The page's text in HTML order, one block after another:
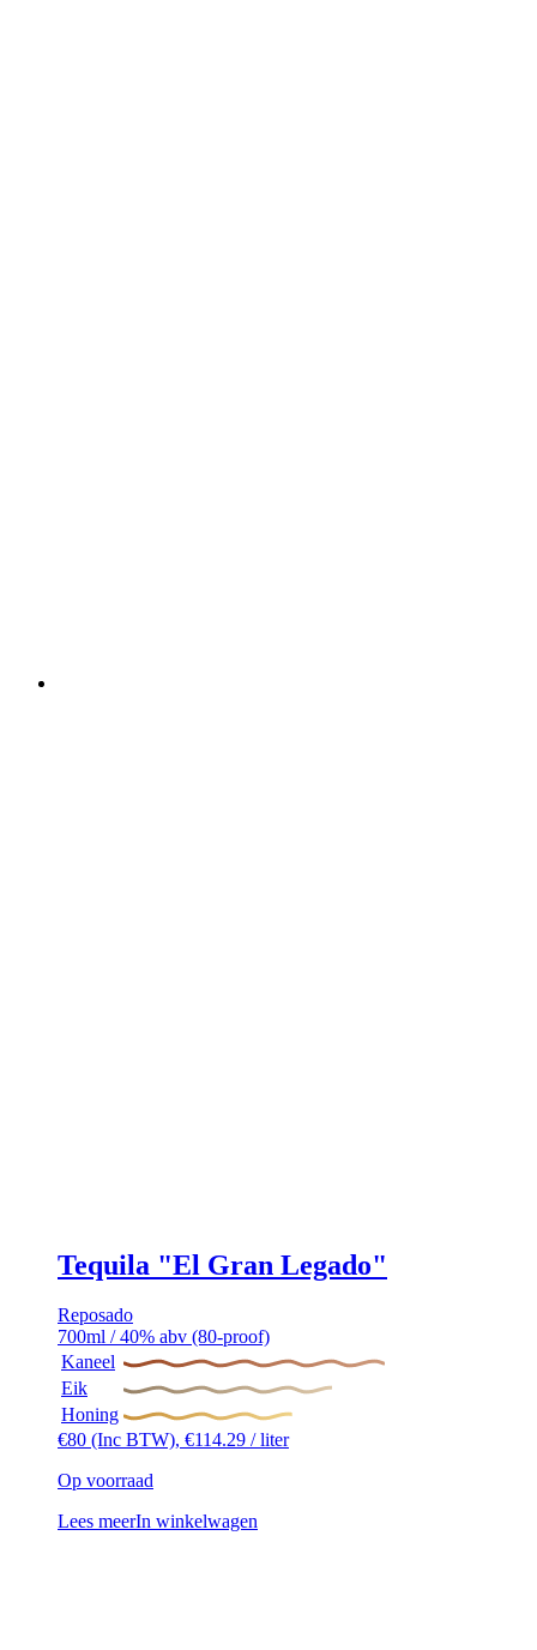
Tequila "El Gran Legado"
Reposado
700ml / 40% abv (80-proof)
Kaneel
Eik
Honing
€80 (Inc BTW), €114.29 / liter
Op voorraad
Lees meerIn winkelwagen